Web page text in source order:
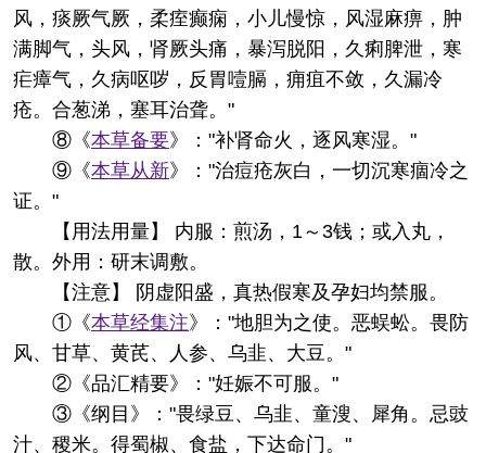
风，痰厥气厥，柔痓癫痫，小儿慢惊，风湿麻痹，肿
满脚气，头风，肾厥头痛，暴泻脱阳，久痢脾泄，寒
疟瘴气，久病呕哕，反胃噎膈，痈疽不敛，久漏冷
疮。合葱涕，塞耳治聋。"
⑧《本草备要》："补肾命火，逐风寒湿。"
⑨《本草从新》："治痘疮灰白，一切沉寒痼冷之
证。"
【用法用量】 内服：煎汤，1～3钱；或入丸，
散。外用：研末调敷。
【注意】 阴虚阳盛，真热假寒及孕妇均禁服。
①《本草经集注》："地胆为之使。恶蜈蚣。畏防
风、甘草、黄芪、人参、乌韭、大豆。"
②《品汇精要》："妊娠不可服。"
③《纲目》："畏绿豆、乌韭、童溲、犀角。忌豉
汁、稷米。得蜀椒、食盐，下达命门。"